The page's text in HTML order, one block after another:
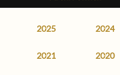
2025 2024
2021 2020